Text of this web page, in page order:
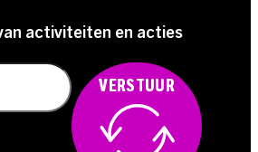
activiteiten en acties
VERSTUUR